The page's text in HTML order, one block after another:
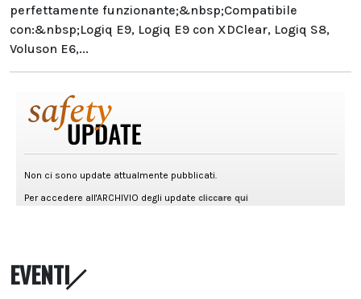
perfettamente funzionante;&nbsp;Compatibile
con:&nbsp;Logiq E9, Logiq E9 con XDClear, Logiq S8,
Voluson E6,...
EVENTI